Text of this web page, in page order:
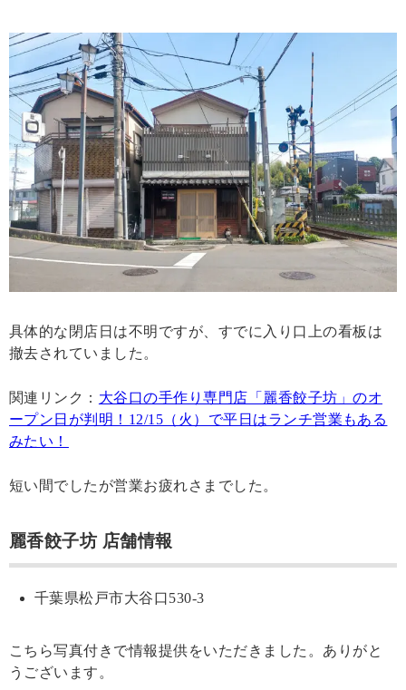
具体的な閉店日は不明ですが、すでに入り口上の看板は
撤去されていました。
関連リンク： 大谷口の手作り専門店「麗香餃子坊」のオ
ープン日が判明！12/15（火）で平日はランチ営業もある
みたい！
短い間でしたが営業お疲れさまでした。
麗香餃子坊 店舗情報
千葉県松戸市大谷口530-3
こちら写真付きで情報提供をいただきました。ありがと
うございます。